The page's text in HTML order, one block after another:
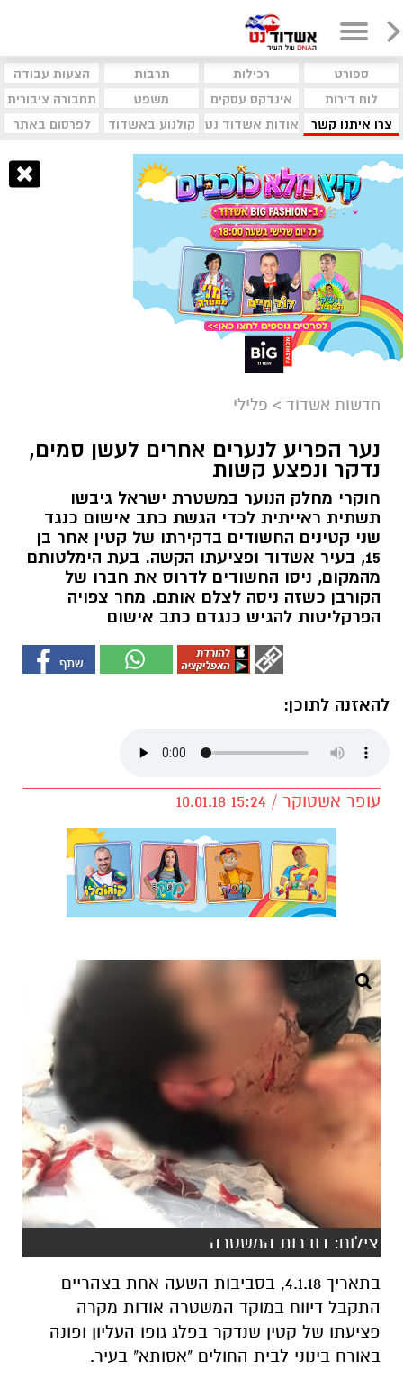
ספורט רכילות תרבות
הצעות עבודה
לוח דירות
אינדקס עסקים משפט
תחבורה ציבורית
צרו איתנו קשר
אודות אשדוד נט קולנוע באשדוד לפרסום באתר
חדשות אשדוד > פלילי
נער הפריע לנערים אחרים לעשן סמים,
נדקר ונפצע קשות
חוקרי מחלק הנוער במשטרת ישראל גיבשו
תשתית ראייתית לכדי הגשת כתב אישום כנגד
שני קטינים החשודים בדקירתו של קטין אחר בן
15, בעיר אשדוד ופציעתו הקשה. בעת הימלטותם
מהמקום, ניסו החשודים לדרוס את חברו של
הקורבן כשזה ניסה לצלם אותם. מחר צפויה
הפרקליטות להגיש כנגדם כתב אישום
להאזנה לתוכן:
עופר אשטוקר / 15:24 10.01.18
צילום: דוברות המשטרה
בתאריך 4.1.18, בסביבות השעה אחת בצהריים
התקבל דיווח במוקד המשטרה אודות מקרה
פציעתו של קטין שנדקר בפלג גופו העליון ופונה
באורח בינוני לבית החולים "אסותא" בעיר.